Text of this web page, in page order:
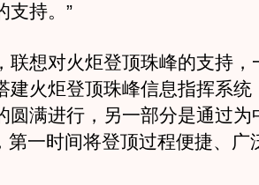
支持。”
想对火炬登顶珠峰的支持，
建火炬登顶珠峰信息指挥系统
圆满进行，另一部分是通过为
第一时间将登顶过程便捷、广